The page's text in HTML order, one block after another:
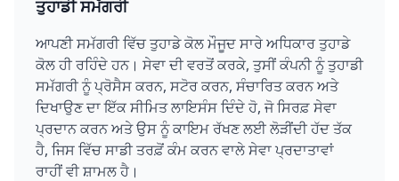
ਤੁਹਾਡੀ ਸਮੱਗਰੀ
ਆਪਣੀ ਸਮੱਗਰੀ ਵਿੱਚ ਤੁਹਾਡੇ ਕੋਲ ਮੌਜੂਦ ਸਾਰੇ ਅਧਿਕਾਰ ਤੁਹਾਡੇ
ਕੋਲ ਹੀ ਰਹਿੰਦੇ ਹਨ। ਸੇਵਾ ਦੀ ਵਰਤੋਂ ਕਰਕੇ, ਤੁਸੀਂ ਕੰਪਨੀ ਨੂੰ ਤੁਹਾਡੀ
ਸਮੱਗਰੀ ਨੂੰ ਪ੍ਰੋਸੈਸ ਕਰਨ, ਸਟੋਰ ਕਰਨ, ਸੰਚਾਰਿਤ ਕਰਨ ਅਤੇ
ਦਿਖਾਉਣ ਦਾ ਇੱਕ ਸੀਮਿਤ ਲਾਇਸੰਸ ਦਿੰਦੇ ਹੋ, ਜੋ ਸਿਰਫ਼ ਸੇਵਾ
ਪ੍ਰਦਾਨ ਕਰਨ ਅਤੇ ਉਸ ਨੂੰ ਕਾਇਮ ਰੱਖਣ ਲਈ ਲੋੜੀਂਦੀ ਹੱਦ ਤੱਕ
ਹੈ, ਜਿਸ ਵਿੱਚ ਸਾਡੀ ਤਰਫ਼ੋਂ ਕੰਮ ਕਰਨ ਵਾਲੇ ਸੇਵਾ ਪ੍ਰਦਾਤਾਵਾਂ
ਰਾਹੀਂ ਵੀ ਸ਼ਾਮਲ ਹੈ।